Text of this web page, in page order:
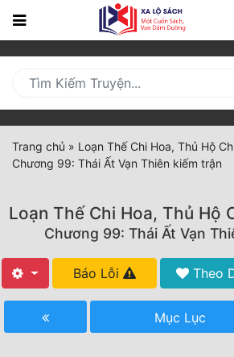
Trang
Mới
Cập
Nhật
(current)
Thể Loại
Tất Cả
Hoàn Thành
Trang chủ » Loạn Thế Chi Hoa, Thủ Hộ
Chương 99: Thái Ất Vạn Thiên kiếm trận
Loạn Thế Chi Hoa, Thủ Hộ
Chương 99: Thái Ất Vạn
Báo Lỗi Theo
Mục Lục